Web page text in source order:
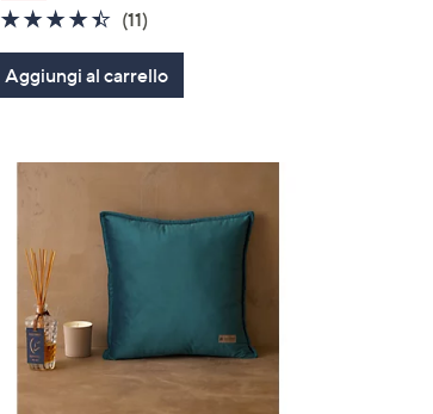
4.4
of
5
Stars
(11)
Recensioni
Aggiungi al carrello